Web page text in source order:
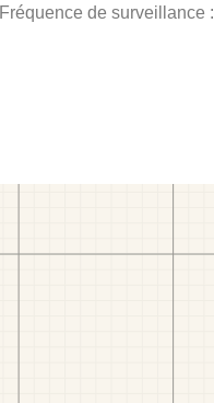
Fréquence de surveillance :